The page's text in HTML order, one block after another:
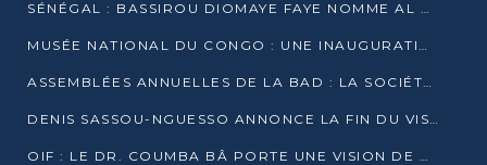
SÉNÉGAL : BASSIROU DIOMAYE FAYE NOMME AL AMINOU LÔ PREMIER MINISTRE
MUSÉE NATIONAL DU CONGO : UNE INAUGURATION PORTEUSE D’ESPOIR POUR LA CULTURE
ASSEMBLÉES ANNUELLES DE LA BAD : LA SOCIÉTÉ CIVILE CONGOLAISE À LA RECHERCHE DE PARTENAIRES POUR SES PROJETS
DENIS SASSOU-NGUESSO ANNONCE LA FIN DU VISA POUR LES AFRICAINS EN 2027
OIF : LE DR. COUMBA BÂ PORTE UNE VISION DE DIALOGUE, DE STABILITÉ ET DE RÉFORME À LA TÊTE